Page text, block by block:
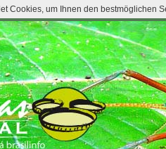
Cookies, um Ihnen den bestmöglichen